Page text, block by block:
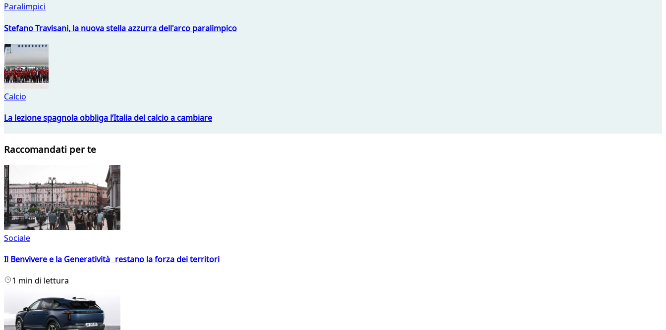
Paralimpici
Stefano Travisani, la nuova stella azzurra dell'arco paralimpico
Calcio
La lezione spagnola obbliga l’Italia del calcio a cambiare
Raccomandati per te
Sociale
Il Benvivere e la Generatività restano la forza dei territori
1 min di lettura